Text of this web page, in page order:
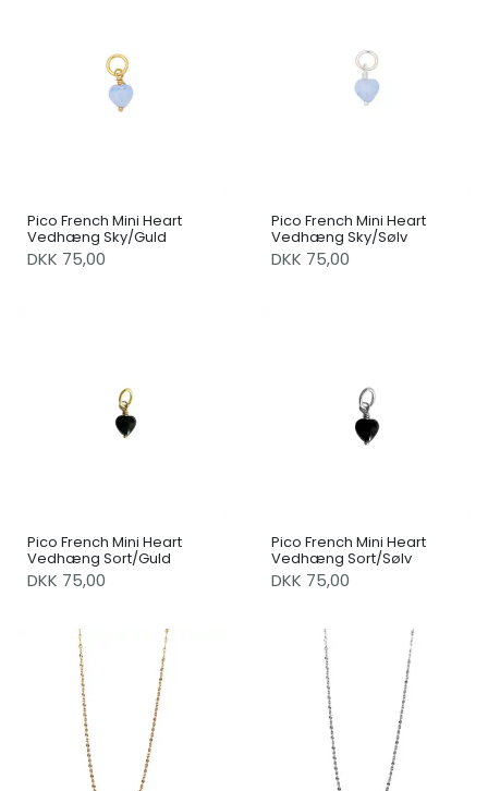
Pico French Mini Heart
Vedhæng Sky/Guld
DKK 75,00
Pico French Mini Heart
Vedhæng Sky/Sølv
DKK 75,00
Pico French Mini Heart
Vedhæng Sort/Guld
DKK 75,00
Pico French Mini Heart
Vedhæng Sort/Sølv
DKK 75,00